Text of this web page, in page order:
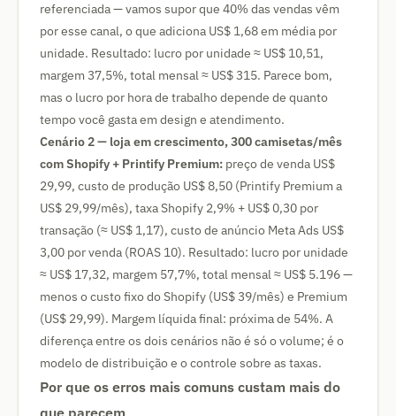
referenciada — vamos supor que 40% das vendas vêm
por esse canal, o que adiciona US$ 1,68 em média por
unidade. Resultado: lucro por unidade ≈ US$ 10,51,
margem 37,5%, total mensal ≈ US$ 315. Parece bom,
mas o lucro por hora de trabalho depende de quanto
tempo você gasta em design e atendimento.
Cenário 2 — loja em crescimento, 300 camisetas/mês
com Shopify + Printify Premium: preço de venda US$
29,99, custo de produção US$ 8,50 (Printify Premium a
US$ 29,99/mês), taxa Shopify 2,9% + US$ 0,30 por
transação (≈ US$ 1,17), custo de anúncio Meta Ads US$
3,00 por venda (ROAS 10). Resultado: lucro por unidade
≈ US$ 17,32, margem 57,7%, total mensal ≈ US$ 5.196 —
menos o custo fixo do Shopify (US$ 39/mês) e Premium
(US$ 29,99). Margem líquida final: próxima de 54%. A
diferença entre os dois cenários não é só o volume; é o
modelo de distribuição e o controle sobre as taxas.
Por que os erros mais comuns custam mais do